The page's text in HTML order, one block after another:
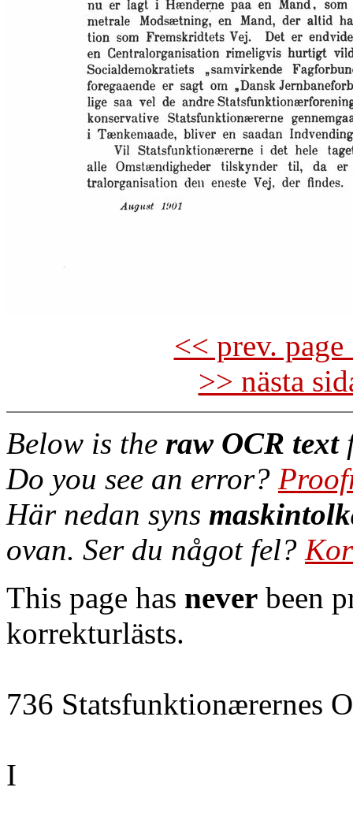
<< prev.
>> nästa
Below is the raw OCR text
Do you see an error?
Här nedan syns
ovan. Ser du något fel?
This page has never been
korrekturlästs.
736 Statsfunktionærernes
I